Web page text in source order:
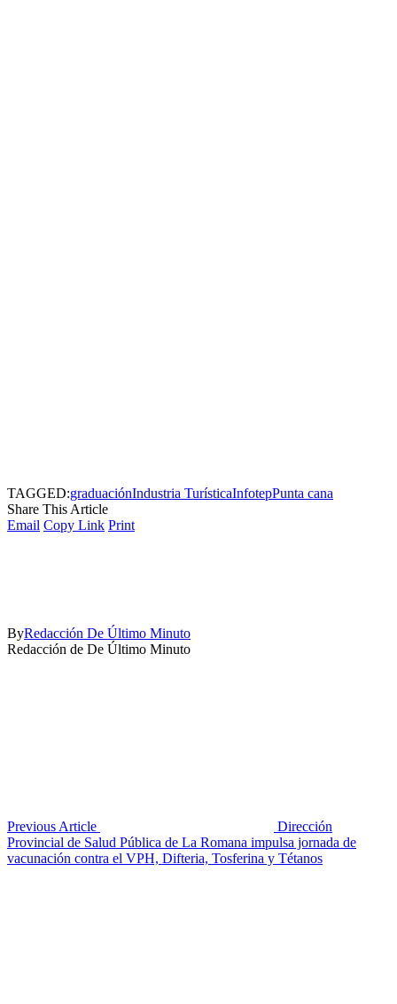
TAGGED:graduaciónIndustria TurísticaInfotepPunta cana
Share This Article
Email Copy Link Print
ByRedacción De Último Minuto
Redacción de De Último Minuto
Previous Article
Dirección
Provincial de Salud Pública de La Romana impulsa jornada de
vacunación contra el VPH, Difteria, Tosferina y Tétanos